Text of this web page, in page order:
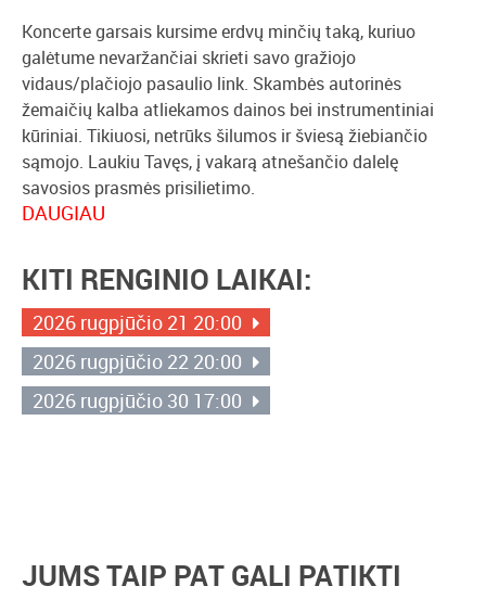
Koncerte garsais kursime erdvų minčių taką, kuriuo
galėtume nevaržančiai skrieti savo gražiojo
vidaus/plačiojo pasaulio link. Skambės autorinės
žemaičių kalba atliekamos dainos bei instrumentiniai
kūriniai. Tikiuosi, netrūks šilumos ir šviesą žiebiančio
sąmojo. Laukiu Tavęs, į vakarą atnešančio dalelę
savosios prasmės prisilietimo.
Natanas Bairakas – pianinas, Gabija Petrauskaitė –
pritariantysis vokalas, Dainius Žilinskas – gitara,
Robertas Tamošiūnas – mušamieji.
Austieja
DAUGIAU
KITI RENGINIO LAIKAI:
2026 rugpjūčio 21 20:00
2026 rugpjūčio 22 20:00
2026 rugpjūčio 30 17:00
JUMS TAIP PAT GALI PATIKTI